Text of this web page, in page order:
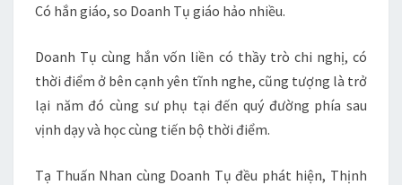
Có hắn giáo, so Doanh Tụ giáo hảo nhiều.
Doanh Tụ cùng hắn vốn liền có thầy trò chi nghị, có
thời điểm ở bên cạnh yên tĩnh nghe, cũng tượng là trở
lại năm đó cùng sư phụ tại đến quý đường phía sau
vịnh dạy và học cùng tiến bộ thời điểm.
Tạ Thuấn Nhan cùng Doanh Tụ đều phát hiện, Thịnh